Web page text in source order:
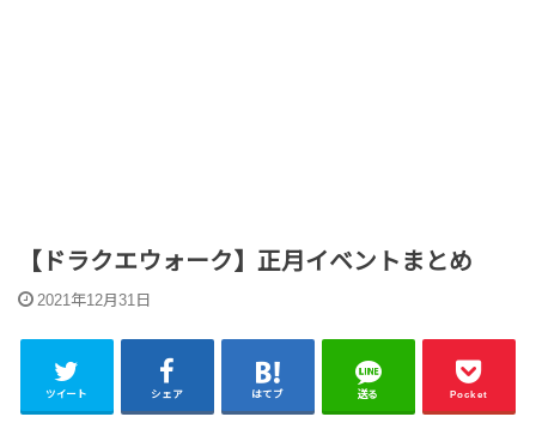
【ドラクエウォーク】正月イベントまとめ
2021年12月31日
ツイート シェア はてブ 送る Pocket